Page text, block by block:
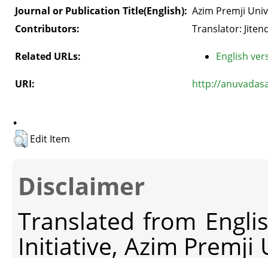
Journal or Publication Title(English): Azim Premji
Contributors:
Translator:
Related URLs: English
URI: http://
.
Edit Item
Disclaimer
Translated from
Initiative, Azim Premji